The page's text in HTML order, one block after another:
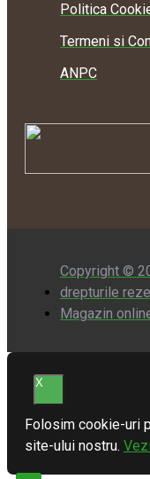
Politica
Termeni si
ANPC
Copyright ©
drepturile
Magazin
X
Folosim cookie-uri
site-ului nostru.